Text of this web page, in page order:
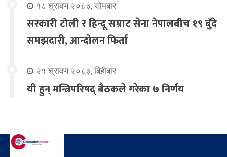
१८ श्रावण २०८३, सोमबार
सरकारी टोली र हिन्दू सम्राट सेना नेपालबीच १९ बुँदे
समझदारी, आन्दोलन फिर्ता
२१ श्रावण २०८३, बिहीबार
यी हुन् मन्त्रिपरिषद् बैठकले गरेका ७ निर्णय